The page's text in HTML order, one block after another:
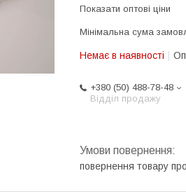
Показати оптові ціни
Мінімальна сума
Немає в наявності
+380 (50) 488-78-48
Відділ продажу
повернення товару